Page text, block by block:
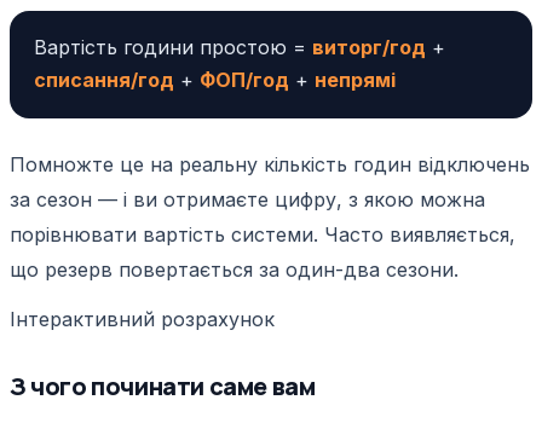
Вартість години простою = виторг/год +
списання/год + ФОП/год + непрямі
Помножте це на реальну кількість годин відключень
за сезон — і ви отримаєте цифру, з якою можна
порівнювати вартість системи. Часто виявляється,
що резерв повертається за один-два сезони.
Інтерактивний розрахунок
З чого починати саме вам